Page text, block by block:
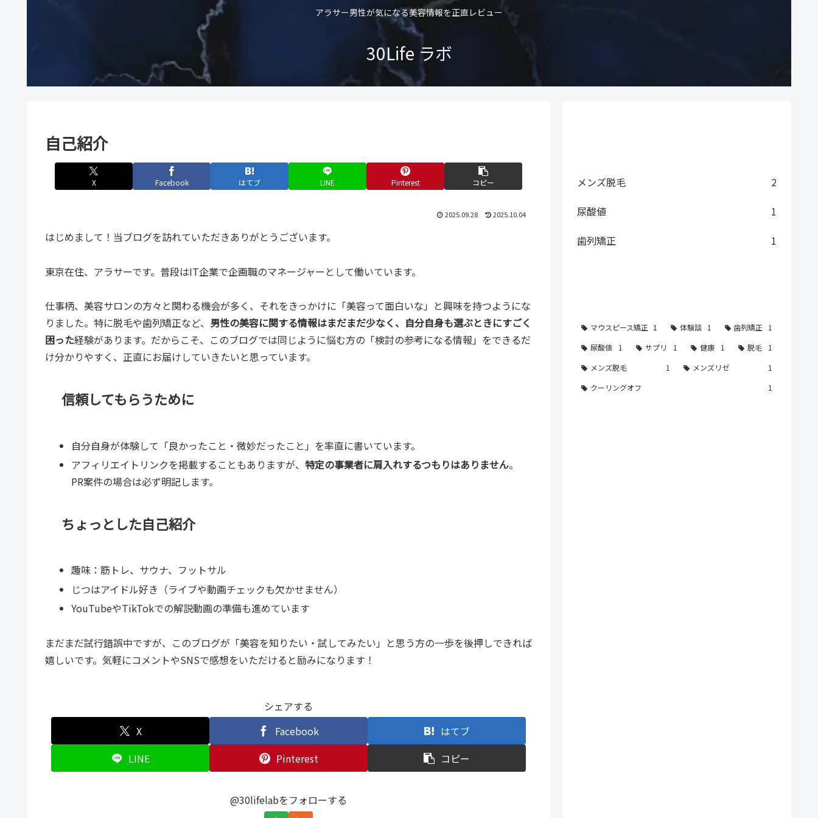
アラサー男性が気になる美容情報を正直レビュー
30Life ラボ
自己紹介
X Facebook はてブ LINE Pinterest コピー
2025.09.28 2025.10.04
はじめまして！当ブログを訪れていただきありがとうございます。
東京在住、アラサーです。普段はIT企業で企画職のマネージャーとして働いています。
仕事柄、美容サロンの方々と関わる機会が多く、それをきっかけに「美容って面白いな」と興味を持つようにな
りました。特に脱毛や歯列矯正など、 男性の美容に関する情報はまだまだ少なく、自分自身も選ぶときにすごく
困った経験があります。だからこそ、このブログでは同じように悩む方の「検討の参考になる情報」をできるだ
け分かりやすく、正直にお届けしていきたいと思っています。
信頼してもらうために
自分自身が体験して「良かったこと・微妙だったこと」を率直に書いています。
アフィリエイトリンクを掲載することもありますが、特定の事業者に肩入れするつもりはありません。
PR案件の場合は必ず明記します。
ちょっとした自己紹介
趣味：筋トレ、サウナ、フットサル
じつはアイドル好き（ライブや動画チェックも欠かせません）
YouTubeやTikTokでの解説動画の準備も進めています
まだまだ試行錯誤中ですが、このブログが「美容を知りたい・試してみたい」と思う方の一歩を後押しできれば
嬉しいです。気軽にコメントやSNSで感想をいただけると励みになります！
シェアする
X
Facebook
はてブ
LINE
Pinterest コピー
@30lifelabをフォローする
メンズ脱毛
2
尿酸値
1
歯列矯正
1
マウスピース矯正 1 体験談 1 歯列矯正
1
尿酸値
1 サプリ 1 健康 1 脱毛
1
メンズ脱毛
1 メンズリゼ
1
クーリングオフ
1